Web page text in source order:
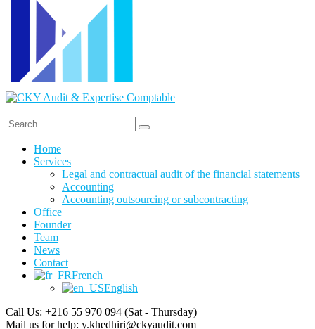
Home
Services
Legal and contractual audit of the financial statements
Accounting
Accounting outsourcing or subcontracting
Office
Founder
Team
News
Contact
French
English
Call Us: +216 55 970 094 (Sat - Thursday)
Mail us for help: y.khedhiri@ckyaudit.com